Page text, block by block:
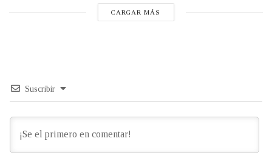
CARGAR MÁS
Suscribir